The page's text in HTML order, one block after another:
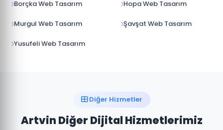
Borçka Web Tasarım Hopa Web Tasarım
Murgul Web Tasarım Şavşat Web Tasarım
Yusufeli Web Tasarım
Diğer Hizmetler
Artvin Diğer Dijital Hizmetlerimiz